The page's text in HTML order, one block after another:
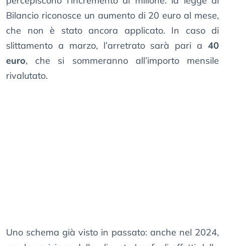
Bilancio riconosce un aumento di 20 euro al mese,
che non è stato ancora applicato. In caso di
slittamento a marzo, l’arretrato sarà pari a 40
euro, che si sommeranno all’importo mensile
rivalutato.
Uno schema già visto in passato: anche nel 2024,